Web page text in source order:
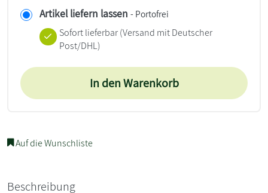
Artikel liefern lassen - Portofrei
Sofort lieferbar(Versand mit Deutscher
Post/DHL)
In den Warenkorb
Auf die Wunschliste
Beschreibung